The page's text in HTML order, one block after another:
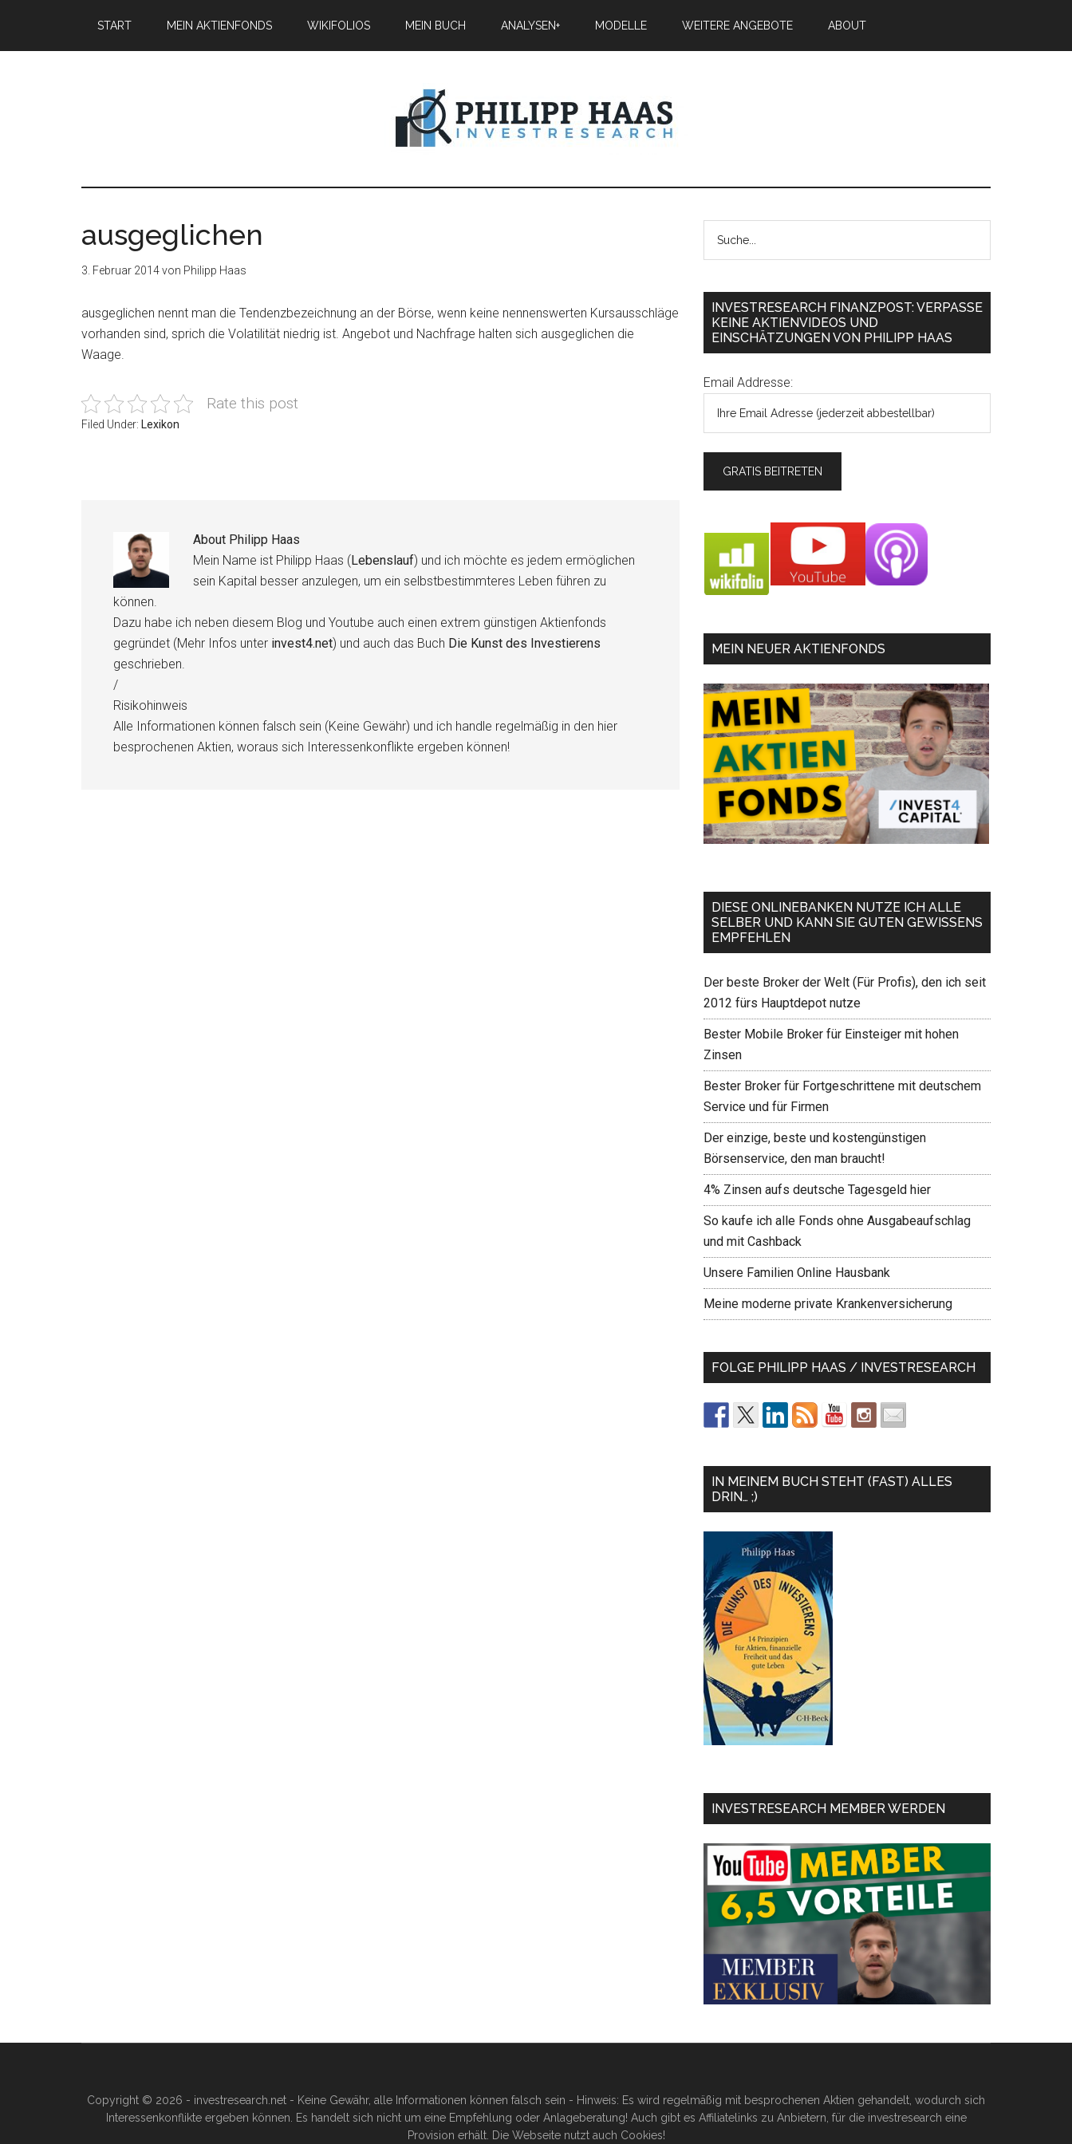
START MEIN AKTIENFONDS WIKIFOLIOS MEIN BUCH ANALYSEN+ MODELLE WEITERE ANGEBOTE ABOUT
ausgeglichen
3. Februar 2014von Philipp Haas
ausgeglichen nennt man die Tendenzbezeichnung an der Börse, wenn keine nennenswerten Kursausschläge
vorhanden sind, sprich die Volatilität niedrig ist. Angebot und Nachfrage halten sich ausgeglichen die
Waage.
Rate this post
Filed Under: Lexikon
About Philipp Haas
Mein Name ist Philipp Haas (Lebenslauf) und ich möchte es jedem ermöglichen
sein Kapital besser anzulegen, um ein selbstbestimmteres Leben führen zu
können.
Dazu habe ich neben diesem Blog und Youtube auch einen extrem günstigen Aktienfonds
gegründet (Mehr Infos unter invest4.net) und auch das Buch Die Kunst des Investierens
geschrieben.
/
Risikohinweis
Alle Informationen können falsch sein (Keine Gewähr) und ich handle regelmäßig in den hier
besprochenen Aktien, woraus sich Interessenkonflikte ergeben können!
INVESTRESEARCH FINANZPOST: VERPASSE
KEINE AKTIENVIDEOS UND
EINSCHÄTZUNGEN VON PHILIPP HAAS
Email Addresse:
MEIN NEUER AKTIENFONDS
DIESE ONLINEBANKEN NUTZE ICH ALLE
SELBER UND KANN SIE GUTEN GEWISSENS
EMPFEHLEN
Der beste Broker der Welt (Für Profis), den ich seit
2012 fürs Hauptdepot nutze
Bester Mobile Broker für Einsteiger mit hohen
Zinsen
Bester Broker für Fortgeschrittene mit deutschem
Service und für Firmen
Der einzige, beste und kostengünstigen
Börsenservice, den man braucht!
4% Zinsen aufs deutsche Tagesgeld hier
So kaufe ich alle Fonds ohne Ausgabeaufschlag
und mit Cashback
Unsere Familien Online Hausbank
Meine moderne private Krankenversicherung
FOLGE PHILIPP HAAS / INVESTRESEARCH
IN MEINEM BUCH STEHT (FAST) ALLES
DRIN… ;)
INVESTRESEARCH MEMBER WERDEN
Copyright © 2026 - investresearch.net - Keine Gewähr, alle Informationen können falsch sein - Hinweis: Es wird regelmäßig mit besprochenen Aktien gehandelt, wodurch sich
Interessenkonflikte ergeben können. Es handelt sich nicht um eine Empfehlung oder Anlageberatung! Auch gibt es Affiliatelinks zu Anbietern, für die investresearch eine
Provision erhält. Die Webseite nutzt auch Cookies!